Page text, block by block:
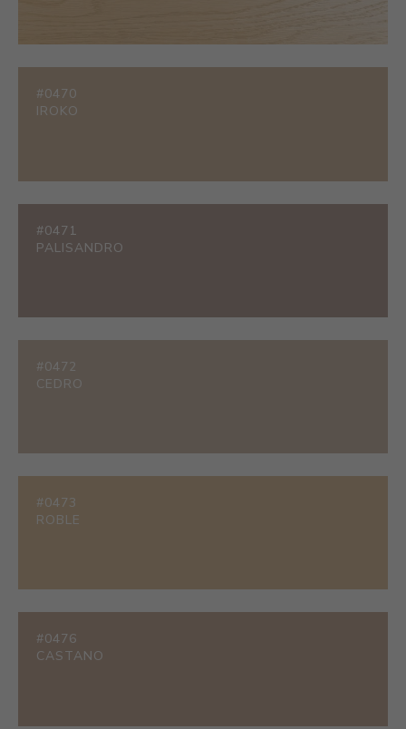
#0470
IROKO
#0471
PALISANDRO
#0472
CEDRO
#0473
ROBLE
#0476
CASTANO